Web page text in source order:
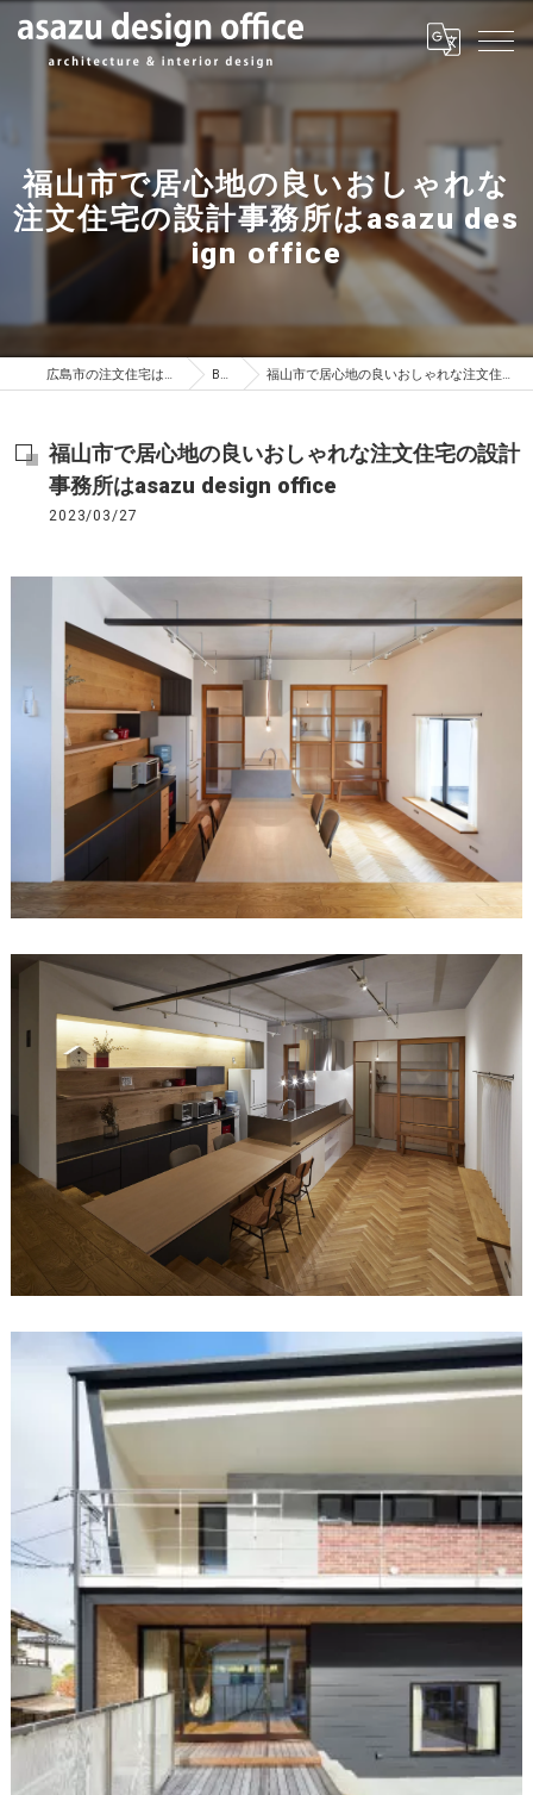
福山市で居心地の良いおしゃれな
注文住宅の設計事務所はasazu des
ign office
広島市の注文住宅はasazu design office BLOG 福山市で居心地の良いおしゃれな注文住宅の設計事務所はasazu design office
福山市で居心地の良いおしゃれな注文住宅の設計
事務所はasazu design office
2023/03/27